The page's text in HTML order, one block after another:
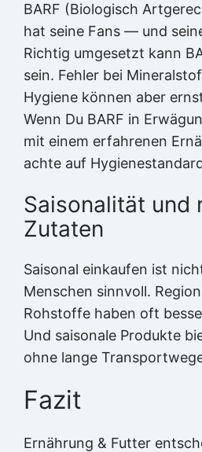
BARF (Biologisch
hat seine Fans — und
Richtig umgesetzt kann
sein. Fehler bei
Hygiene können aber
Wenn Du BARF in
mit einem erfahrenen
achte auf
Saisonalität und
Zutaten
Saisonal einkaufen ist
Menschen sinnvoll.
Rohstoffe haben oft
Und saisonale Produkte
ohne lange
Fazit
Ernährung & Futter